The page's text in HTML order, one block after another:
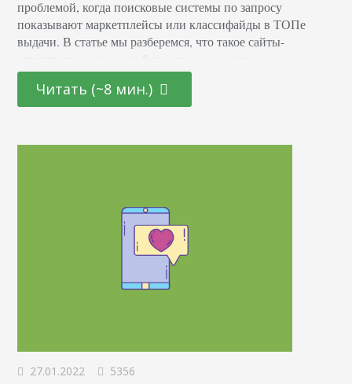
проблемой, когда поисковые системы по запросу
показывают маркетплейсы или классифайды в ТОПе
выдачи. В статье мы разберемся, что такое сайты-
агрегаторы, какие они бывают и как с ними
конкурировать. Что такое сайты-агрегаторы Это
площадки, которые объединяют сведения о товарах или
услугах различных компаний на одном ресурсе. С их
Читать (~8 мин.)
27.01.2022 5356